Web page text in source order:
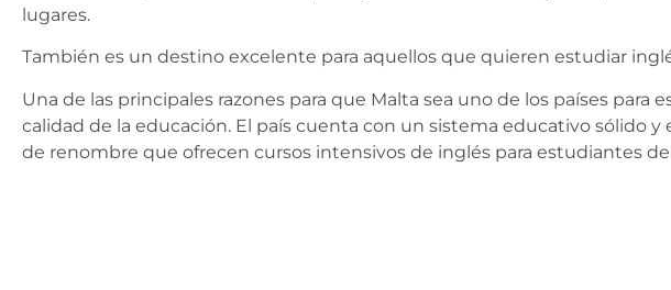
lugares.
También es un destino excelente para aquellos que quieren estudiar
Una de las principales razones para que Malta sea uno de los países para
calidad de la educación. El país cuenta con un sistema educativo sólido
de renombre que ofrecen cursos intensivos de inglés para estudiantes